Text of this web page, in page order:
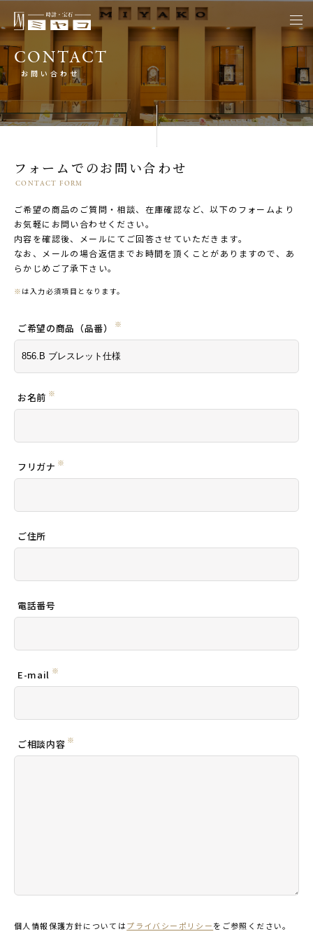
CONTACT
お問い合わせ
フォームでのお問い合わせ
CONTACT FORM
ご希望の商品のご質問・相談、在庫確認など、以下のフォームより
お気軽にお問い合わせください。
内容を確認後、メールにてご回答させていただきます。
なお、メールの場合返信までお時間を頂くことがありますので、あ
らかじめご了承下さい。
※ は入力必須項目となります。
ご希望の商品（品番）※
お名前 ※
フリガナ※
ご住所
電話番号
E-mail ※
ご相談内容 ※
個人情報保護方針についてはプライバシーポリシーをご参照ください。